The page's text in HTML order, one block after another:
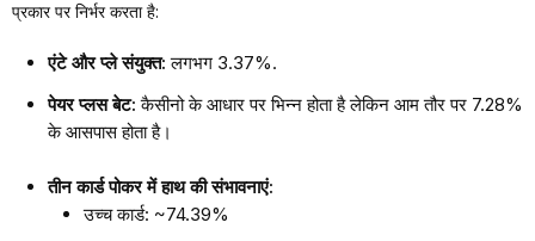
प्रकार पर निर्भर करता है:
एंटे और प्ले संयुक्त: लगभग 3.37%.
पेयर प्लस बेट: कैसीनो के आधार पर भिन्न होता है लेकिन आम तौर पर 7.28%
के आसपास होता है।
तीन कार्ड पोकर में हाथ की संभावनाएं:
उच्च कार्ड: ~74.39%